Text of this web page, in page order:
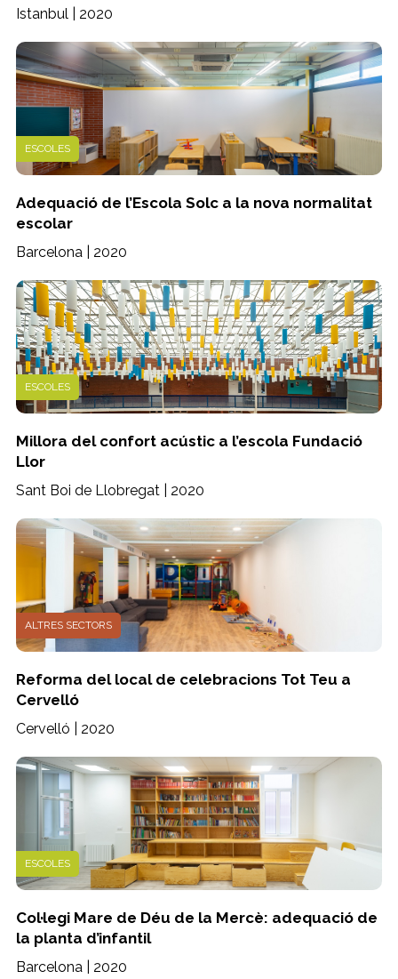
Istanbul | 2020
ESCOLES
Adequació de l’Escola Solc a la nova normalitat
escolar
Barcelona | 2020
ESCOLES
Millora del confort acústic a l’escola Fundació
Llor
Sant Boi de Llobregat | 2020
ALTRES SECTORS
Reforma del local de celebracions Tot Teu a
Cervelló
Cervelló | 2020
ESCOLES
Col·legi Mare de Déu de la Mercè: adequació de
la planta d’infantil
Barcelona | 2020